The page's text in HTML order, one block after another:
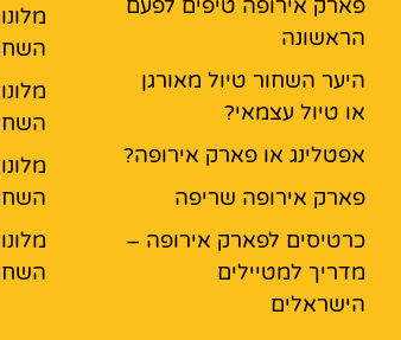
פארק אירופה טיפים לפעם
הראשונה
היער השחור טיול מאורגן
או טיול עצמאי?
אפטלינג או פארק אירופה?
פארק אירופה שריפה
כרטיסים לפארק אירופה –
מדריך למטיילים
הישראלים